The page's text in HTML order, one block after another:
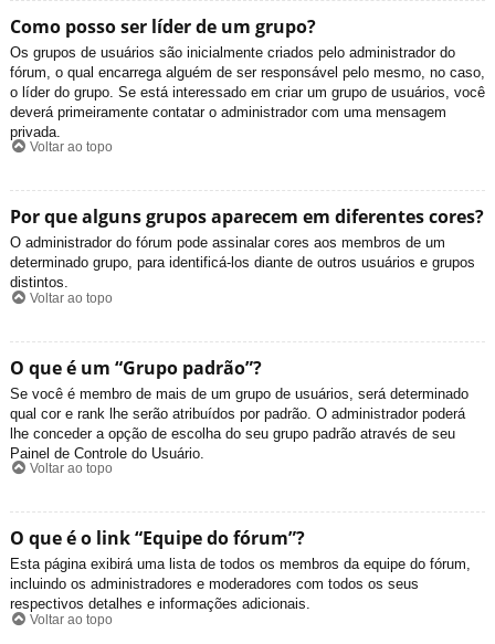
Como posso ser líder de um grupo?
Os grupos de usuários são inicialmente criados pelo administrador do
fórum, o qual encarrega alguém de ser responsável pelo mesmo, no caso,
o líder do grupo. Se está interessado em criar um grupo de usuários, você
deverá primeiramente contatar o administrador com uma mensagem
privada.
Voltar ao topo
Por que alguns grupos aparecem em diferentes cores?
O administrador do fórum pode assinalar cores aos membros de um
determinado grupo, para identificá-los diante de outros usuários e grupos
distintos.
Voltar ao topo
O que é um “Grupo padrão”?
Se você é membro de mais de um grupo de usuários, será determinado
qual cor e rank lhe serão atribuídos por padrão. O administrador poderá
lhe conceder a opção de escolha do seu grupo padrão através de seu
Painel de Controle do Usuário.
Voltar ao topo
O que é o link “Equipe do fórum”?
Esta página exibirá uma lista de todos os membros da equipe do fórum,
incluindo os administradores e moderadores com todos os seus
respectivos detalhes e informações adicionais.
Voltar ao topo